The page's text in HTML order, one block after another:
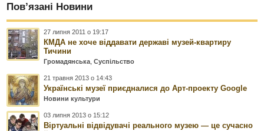
Пов’язані Новини
27 липня 2011 о 19:17
КМДА не хоче віддавати державі музей-квартиру
Тичини
Громадянська ,Суспільство
21 травня 2013 о 14:43
Українські музеї приєдналися до Арт-проекту Google
Новини культури
03 липня 2013 о 15:12
Віртуальні відвідувачі реального музею — це сучасно